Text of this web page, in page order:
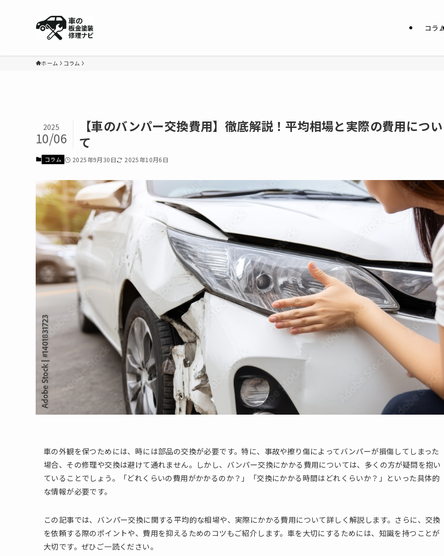
コラ
ホーム コラム
【車のバンパー交換費用】徹底解説！平均相場と実際の費用につい
て
2025
10/06
コラム 2025年9月30日 2025年10月6日
車の外観を保つためには、時には部品の交換が必要です。特に、事故や擦り傷によってバンパーが損傷してしまった
場合、その修理や交換は避けて通れません。しかし、バンパー交換にかかる費用については、多くの方が疑問を抱い
ていることでしょう。「どれくらいの費用がかかるのか？」「交換にかかる時間はどれくらいか？」といった具体的
な情報が必要です。
この記事では、バンパー交換に関する平均的な相場や、実際にかかる費用について詳しく解説します。さらに、交換
を依頼する際のポイントや、費用を抑えるためのコツもご紹介します。車を大切にするためには、知識を持つことが
大切です。ぜひご一読ください。